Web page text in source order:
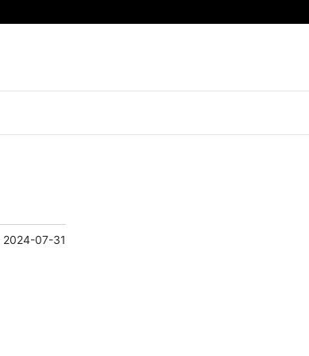
2024-07-31